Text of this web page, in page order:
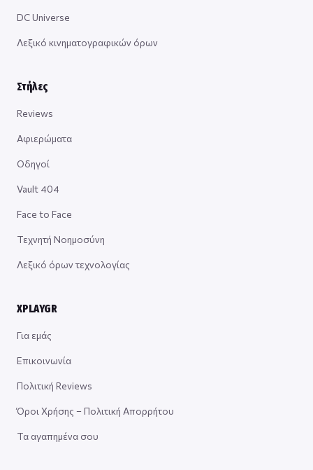
DC Universe
Λεξικό κινηματογραφικών όρων
Στήλες
Reviews
Αφιερώματα
Οδηγοί
Vault 404
Face to Face
Τεχνητή Νοημοσύνη
Λεξικό όρων τεχνολογίας
XPLAYGR
Για εμάς
Επικοινωνία
Πολιτική Reviews
Όροι Χρήσης – Πολιτική Απορρήτου
Τα αγαπημένα σου